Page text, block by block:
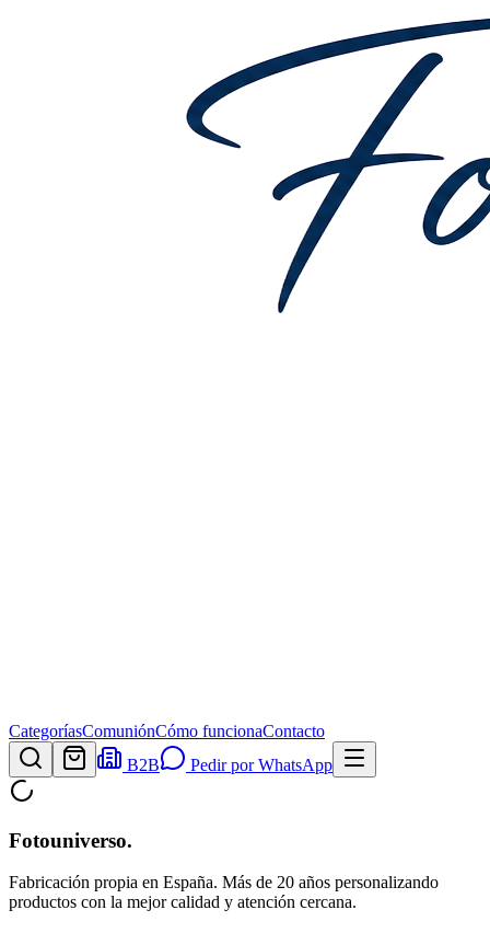
CategoríasComuniónCómo funcionaContacto
B2B
Pedir por WhatsApp
Fotouniverso.
Fabricación propia en España. Más de 20 años personalizando
productos con la mejor calidad y atención cercana.